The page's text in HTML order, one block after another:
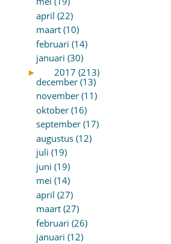
april (22)
maart (10)
februari (14)
januari (30)
►
2017 (213)
december (13)
november (11)
oktober (16)
september (17)
augustus (12)
juli (19)
juni (19)
mei (14)
april (27)
maart (27)
februari (26)
januari (12)